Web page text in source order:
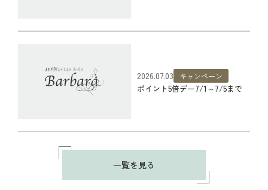
2026.07.03 キャンペーン
ポイント5倍デー7/1～7/5まで
一覧を見る